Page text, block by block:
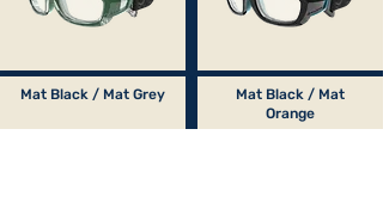
Mat Black / Mat Grey
Mat Black / Mat
Orange